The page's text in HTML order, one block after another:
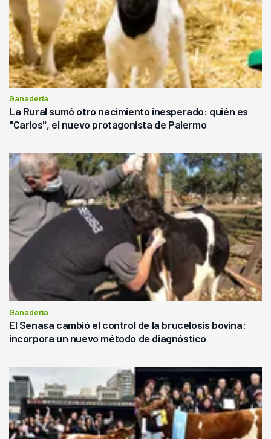
Ganadería
La Rural sumó otro nacimiento inesperado: quién es
"Carlos", el nuevo protagonista de Palermo
Ganadería
El Senasa cambió el control de la brucelosis bovina:
incorpora un nuevo método de diagnóstico